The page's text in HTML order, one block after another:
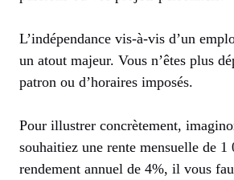
L’indépendance vis-à-vis d’un
un atout majeur. Vous n’êtes plus
patron ou d’horaires imposés.
Pour illustrer concrètement,
souhaitiez une rente mensuelle de 1
rendement annuel de 4%, il vous